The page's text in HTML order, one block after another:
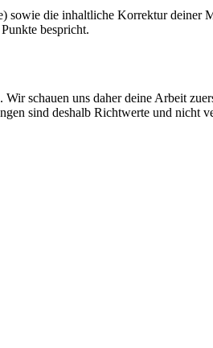
sowie die inhaltliche Korrektur deiner
bespricht.
schauen uns daher deine Arbeit
sind deshalb Richtwerte und nicht